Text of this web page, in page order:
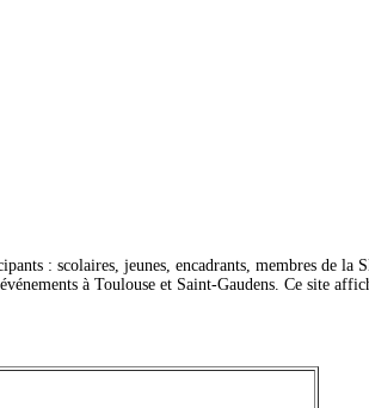
: scolaires, jeunes, encadrants, membres de la
à Toulouse et Saint-Gaudens. Ce site